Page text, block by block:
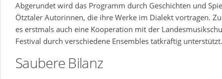
Abgerundet wird das Programm durch Geschichten und
Ötztaler Autorinnen, die ihre Werke im Dialekt vortragen.
es erstmals auch eine Kooperation mit der
Festival durch verschiedene Ensembles tatkräftig unterstützt.
Saubere Bilanz